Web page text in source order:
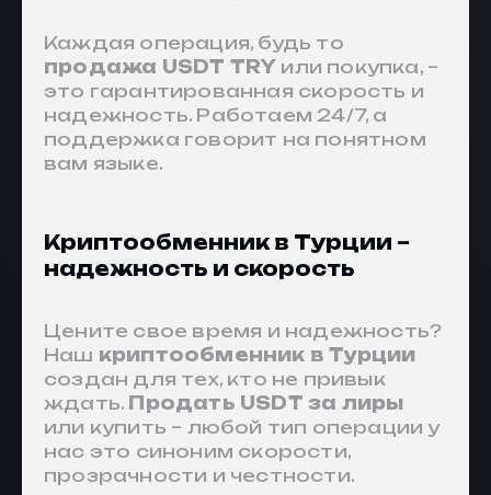
Каждая операция, будь то
продажа USDT TRY или покупка, –
это гарантированная скорость и
надежность. Работаем 24/7, а
поддержка говорит на понятном
вам языке.
Криптообменник в Турции –
надежность и скорость
Цените свое время и надежность?
Наш криптообменник в Турции
создан для тех, кто не привык
ждать. Продать USDT за лиры
или купить – любой тип операции у
нас это синоним скорости,
прозрачности и честности.